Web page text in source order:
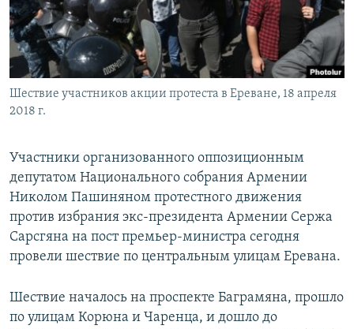
Հայերեն
English
Русский
Шествие участников акции протеста в Ереване, 18 апреля
2018 г.
Участники организованного оппозиционным
депутатом Национального собрания Армении
Николом Пашиняном протестного движения
против избрания экс-президента Армении Сержа
Сарсгяна на пост премьер-министра сегодня
провели шествие по центральным улицам Еревана.
Шествие началось на проспекте Баграмяна, прошло
по улицам Корюна и Чаренца, и дошло до